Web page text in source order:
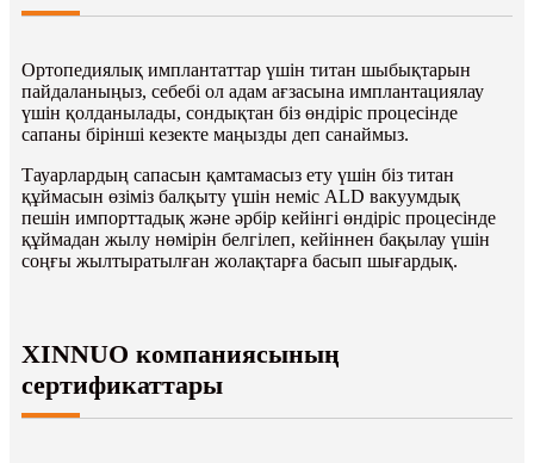
Ортопедиялық имплантаттар үшін титан шыбықтарын
пайдаланыңыз, себебі ол адам ағзасына имплантациялау
үшін қолданылады, сондықтан біз өндіріс процесінде
сапаны бірінші кезекте маңызды деп санаймыз.
Тауарлардың сапасын қамтамасыз ету үшін біз титан
құймасын өзіміз балқыту үшін неміс ALD вакуумдық
пешін импорттадық және әрбір кейінгі өндіріс процесінде
құймадан жылу нөмірін белгілеп, кейіннен бақылау үшін
соңғы жылтыратылған жолақтарға басып шығардық.
XINNUO компаниясының
сертификаттары